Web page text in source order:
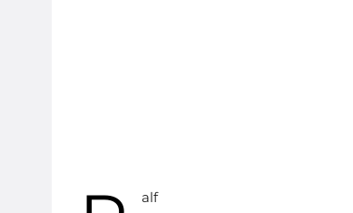
alf